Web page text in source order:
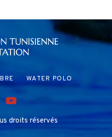
droits réservés
WATER POLO